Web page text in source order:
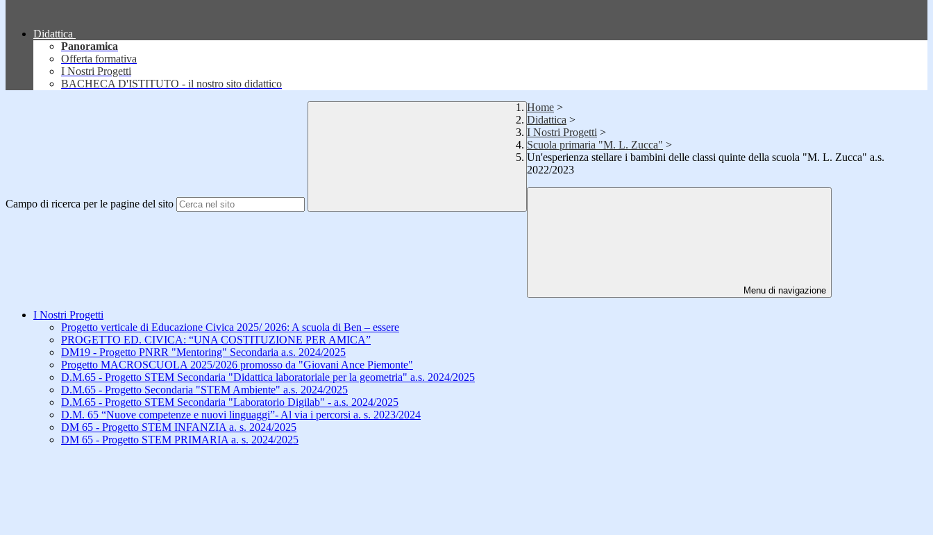
Didattica
Panoramica
Offerta formativa
I Nostri Progetti
BACHECA D'ISTITUTO - il nostro sito didattico
Campo di ricerca per le pagine del sito
Home >
Didattica >
I Nostri Progetti >
Scuola primaria "M. L. Zucca" >
Un'esperienza stellare i bambini delle classi quinte della scuola "M. L. Zucca" a.s.
2022/2023
Menu di navigazione
I Nostri Progetti
Progetto verticale di Educazione Civica 2025/ 2026: A scuola di Ben – essere
PROGETTO ED. CIVICA: “UNA COSTITUZIONE PER AMICA”
DM19 - Progetto PNRR "Mentoring" Secondaria a.s. 2024/2025
Progetto MACROSCUOLA 2025/2026 promosso da "Giovani Ance Piemonte"
D.M.65 - Progetto STEM Secondaria "Didattica laboratoriale per la geometria" a.s. 2024/2025
D.M.65 - Progetto Secondaria "STEM Ambiente" a.s. 2024/2025
D.M.65 - Progetto STEM Secondaria "Laboratorio Digilab" - a.s. 2024/2025
D.M. 65 “Nuove competenze e nuovi linguaggi”- Al via i percorsi a. s. 2023/2024
DM 65 - Progetto STEM INFANZIA a. s. 2024/2025
DM 65 - Progetto STEM PRIMARIA a. s. 2024/2025